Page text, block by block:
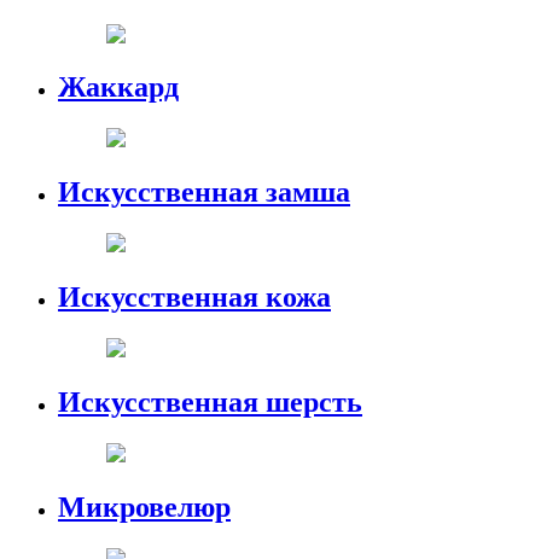
Жаккард
Искусственная замша
Искусственная кожа
Искусственная шерсть
Микровелюр